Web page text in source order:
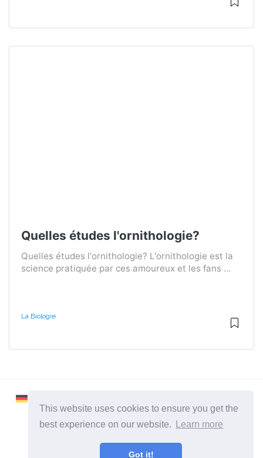
This website uses cookies to ensure you get the
best experience on our website.
Learn more
Got it!
Quelles études l'ornithologie?
Quelles études l'ornithologie? L'ornithologie est la
science pratiquée par ces amoureux et les fans ...
La Biologie
2026 ©Learnaboutworld